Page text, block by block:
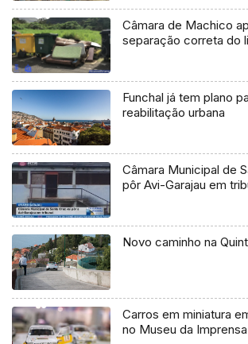
Câmara de Machico
separação correta do
Funchal já tem plano
reabilitação urbana
Câmara Municipal de
pôr Avi-Garajau em
Novo caminho na
Carros em miniatura
no Museu da Imprensa